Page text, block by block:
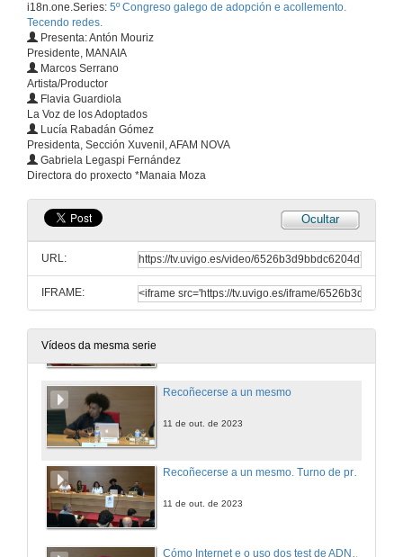
i18n.one.Series: 5º Congreso galego de adopción e acollemento.
Tecendo redes.
Presenta: Antón Mouriz
Presidente, MANAIA
Marcos Serrano
Artista/Productor
Flavia Guardiola
La Voz de los Adoptados
Lucía Rabadán Gómez
Presidenta, Sección Xuvenil, AFAM NOVA
Gabriela Legaspi Fernández
Directora do proxecto *Manaia Moza
Ocultar
URL:
IFRAME:
Vídeos da mesma serie
Madeira de eucalipto queimada
30 de set. de 2023
Cando a cegoña equivócase
11 de out. de 2023
Por qué contalo? Turno de Preguntas
Recoñecerse a un mesmo
11 de out. de 2023
Recoñecerse a un mesmo. Turno de preguntas
11 de out. de 2023